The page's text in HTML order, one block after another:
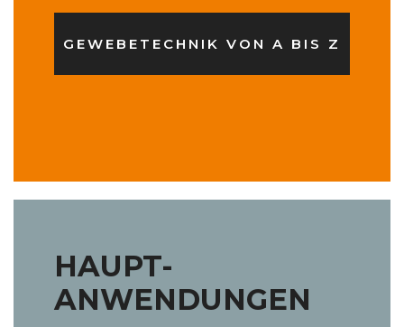
GEWEBETECHNIK VON A BIS Z
HAUPT-
ANWENDUNGEN